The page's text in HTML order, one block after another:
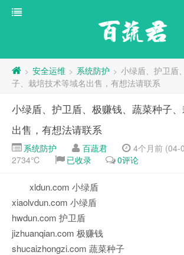
百蔬君
> 安全运维 > 系统防护 > 小绿盾、护卫盾
子、栽培技术等域名出售，有想法请联系
小绿盾、护卫盾、极赚钱、蔬菜种子
出售，有想法请联系
系统防护 百蔬君
4个月前 (04-
2734℃
已收录 0评论
xldun.com 小绿盾
xiaolvdun.com 小绿盾
hwdun.com 护卫盾
jizhuanqian.com 极赚钱
shucaizhongzi.com 蔬菜种子